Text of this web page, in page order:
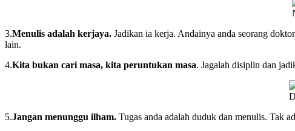
3.Menulis adalah kerjaya. Jadikan ia kerja. Andainya anda seorang
lain.
4.Kita bukan cari masa, kita peruntukan masa. Jagalah disiplin dan
5.Jangan menunggu ilham. Tugas anda adalah duduk dan menulis. Tak